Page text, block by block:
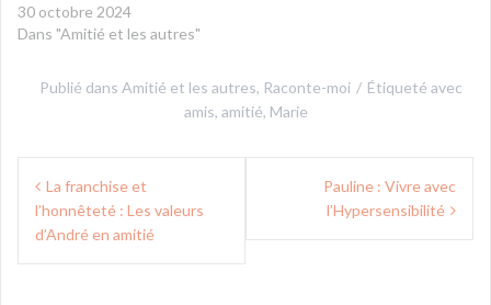
30 octobre 2024
Dans "Amitié et les autres"
Publié dans Amitié et les autres, Raconte-moi
Étiqueté avec
amis, amitié, Marie
Navigation
de
l’article
La franchise et
l’honnêteté : Les valeurs
d’André en amitié
Pauline : Vivre avec
l’Hypersensibilité